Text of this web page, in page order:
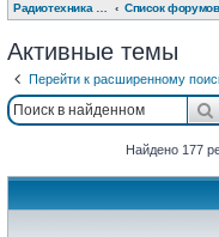
Список форумов
Активные темы
Перейти к расширенному
Найдено 177